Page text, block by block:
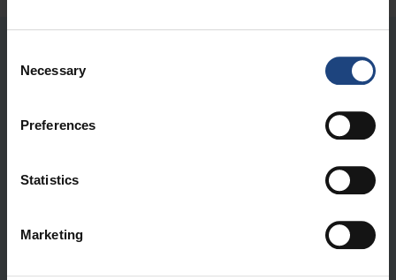
Selection
Necessary
Preferences
Statistics
Marketing